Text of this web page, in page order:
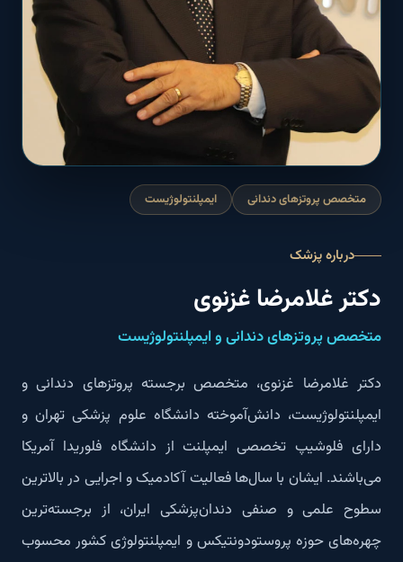
متخصص پروتز‌های دندانی ایمپلنتولوژیست
درباره پزشک
دکتر غلامرضا غزنوی
متخصص پروتز‌های دندانی و ایمپلنتولوژیست
دکتر غلامرضا غزنوی، متخصص برجسته پروتز‌های دندانی و
ایمپلنتولوژیست، دانش‌آموخته دانشگاه علوم پزشکی تهران و
دارای فلوشیپ تخصصی ایمپلنت از دانشگاه فلوریدا آمریکا
می‌باشند. ایشان با سال‌ها فعالیت آکادمیک و اجرایی در بالاترین
سطوح علمی و صنفی دندان‌پزشکی ایران، از برجسته‌ترین
چهره‌های حوزه پروستودونتیکس و ایمپلنتولوژی کشور محسوب